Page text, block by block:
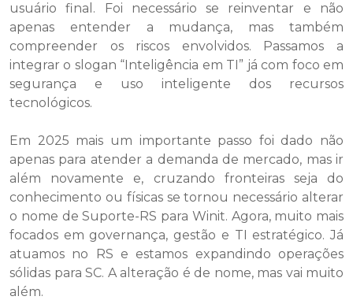
usuário final. Foi necessário se reinventar e não
apenas entender a mudança, mas também
compreender os riscos envolvidos. Passamos a
integrar o slogan “Inteligência em TI” já com foco em
segurança e uso inteligente dos recursos
tecnológicos.
Em 2025 mais um importante passo foi dado não
apenas para atender a demanda de mercado, mas ir
além novamente e, cruzando fronteiras seja do
conhecimento ou físicas se tornou necessário alterar
o nome de Suporte-RS para Winit. Agora, muito mais
focados em governança, gestão e TI estratégico. Já
atuamos no RS e estamos expandindo operações
sólidas para SC. A alteração é de nome, mas vai muito
além.